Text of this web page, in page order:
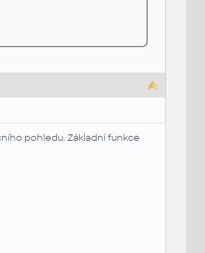
pohledu. Základní funkce